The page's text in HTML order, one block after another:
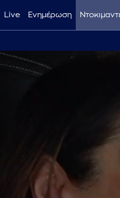
Live Ενημέρωση